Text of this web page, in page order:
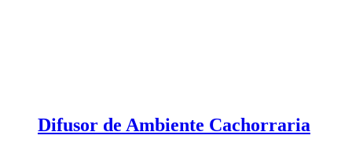
Difusor de Ambiente Cachorraria